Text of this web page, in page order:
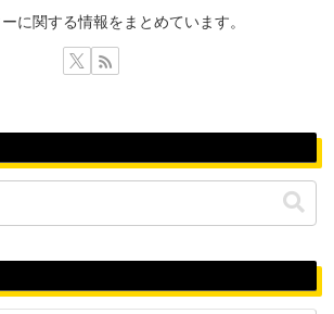
に関する情報をまとめています。